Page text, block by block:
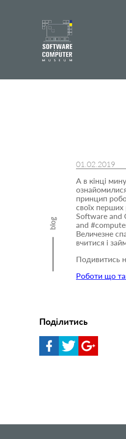
blog
01.02.2019
А в кінці
принцип
своїх перших
Software and
and
Величезне
вчитися і
Подивитись
Роботи що
Поділитись